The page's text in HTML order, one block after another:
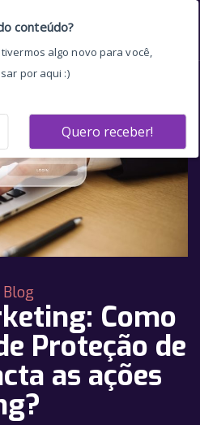
Blog
Como
Proteção de
as ações